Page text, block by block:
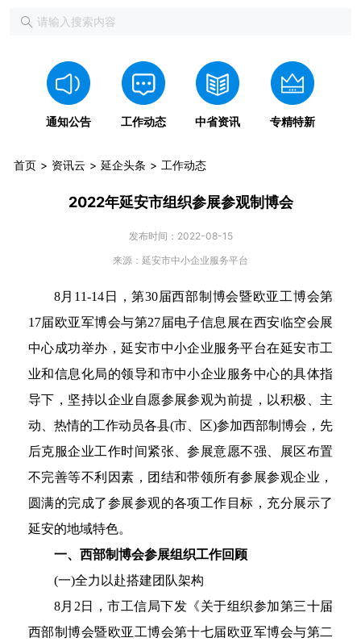
通知公告 工作动态 中省资讯 专精特新
首页 资讯云 延企头条 工作动态
2022年延安市组织参展参观制博会
发布时间：2022-08-15
来源：延安市中小企业服务平台
8月11-14日，第30届西部制博会暨欧亚工博会第
17届欧亚军博会与第27届电子信息展在西安临空会展
中心成功举办，延安市中小企业服务平台在延安市工
业和信息化局的领导和市中小企业服务中心的具体指
导下，坚持以企业自愿参展参观为前提，以积极、主
动、热情的工作动员各县(市、区)参加西部制博会，先
后克服企业工作时间紧张、参展意愿不强、展区布置
不完善等不利因素，团结和带领所有参展参观企业，
圆满的完成了参展参观的各项工作目标，充分展示了
延安的地域特色。
一、西部制博会参展组织工作回顾
(一)全力以赴搭建团队架构
8月2日，市工信局下发《关于组织参加第三十届
西部制博会暨欧亚工博会第十七届欧亚军博会与第二